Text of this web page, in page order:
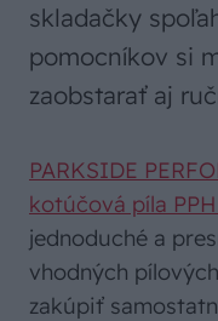
skladačky
pomocníkov si
zaobstarať aj
PARKSIDE
kotúčová píla
jednoduché a
vhodných
zakúpiť